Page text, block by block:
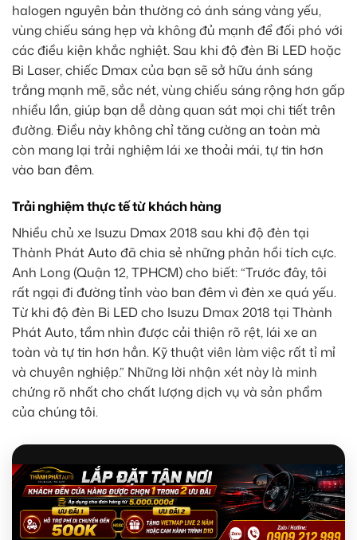
halogen nguyên bản thường có ánh sáng vàng yếu,
vùng chiếu sáng hẹp và không đủ mạnh để đối phó với
các điều kiện khắc nghiệt. Sau khi độ đèn Bi LED hoặc
Bi Laser, chiếc Dmax của bạn sẽ sở hữu ánh sáng
trắng mạnh mẽ, sắc nét, vùng chiếu sáng rộng hơn gấp
nhiều lần, giúp bạn dễ dàng quan sát mọi chi tiết trên
đường. Điều này không chỉ tăng cường an toàn mà
còn mang lại trải nghiệm lái xe thoải mái, tự tin hơn
vào ban đêm.
Trải nghiệm thực tế từ khách hàng
Nhiều chủ xe Isuzu Dmax 2018 sau khi độ đèn tại
Thành Phát Auto đã chia sẻ những phản hồi tích cực.
Anh Long (Quận 12, TPHCM) cho biết: “Trước đây, tôi
rất ngại đi đường tỉnh vào ban đêm vì đèn xe quá yếu.
Từ khi độ đèn Bi LED cho Isuzu Dmax 2018 tại Thành
Phát Auto, tầm nhìn được cải thiện rõ rệt, lái xe an
toàn và tự tin hơn hẳn. Kỹ thuật viên làm việc rất tỉ mỉ
và chuyên nghiệp.” Những lời nhận xét này là minh
chứng rõ nhất cho chất lượng dịch vụ và sản phẩm
của chúng tôi.